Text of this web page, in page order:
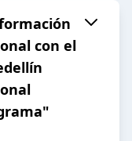
con el